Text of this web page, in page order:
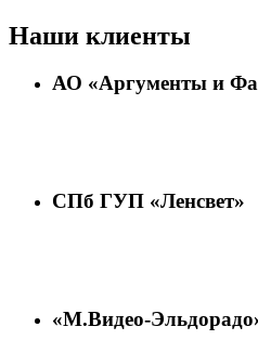
Наши клиенты
АО «Аргументы и
СПб ГУП «Ленсвет»
«М.Видео-